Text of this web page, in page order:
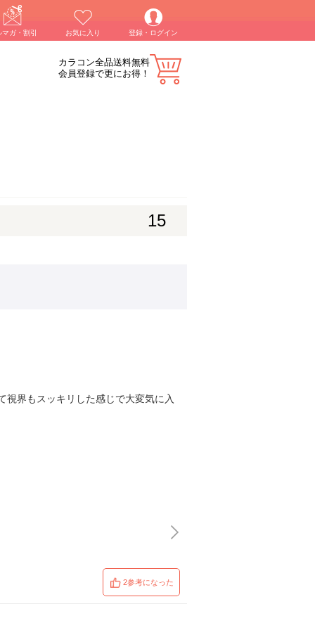
マガ・割引 お気に入り 登録・ログイン
カラコン全品送料無料
会員登録で更にお得！
15
界もスッキリした感じで大変気に入
2参考になった